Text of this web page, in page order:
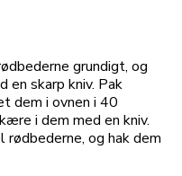
grundigt, og
en skarp kniv. Pak
dem i ovnen i 40
i dem med en kniv.
og hak dem